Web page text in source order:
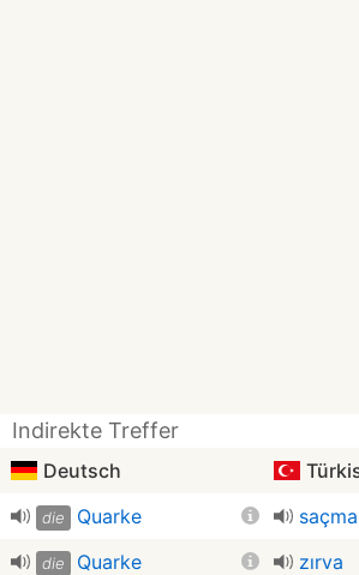
Indirekte Treffer
Deutsch
die Quarke
die Quarke zırva